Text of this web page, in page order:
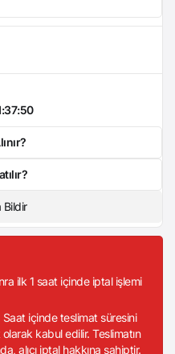
Bildir
ilk 1 saat içinde iptal işlemi
Saat içinde teslimat süresini
kabul edilir. Teslimatın
alıcı iptal hakkına sahiptir.